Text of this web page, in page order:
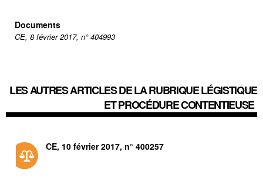
Documents
CE, 8 février 2017, n° 404993
LES AUTRES ARTICLES DE LA RUBRIQUELÉGISTIQUE
ET PROCÉDURE CONTENTIEUSE
CE, 10 février 2017, n° 400257